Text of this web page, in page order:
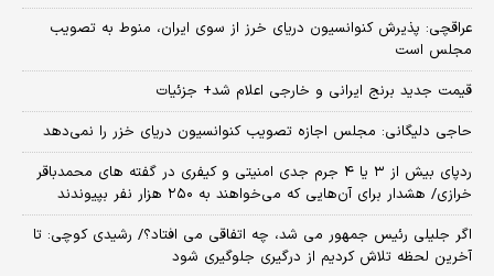
عراقچی: پذیرش کنوانسیون دریای خرز از سوی ایران، منوط به تصویب
مجلس است
قیمت جدید برنج ایرانی و خارجی اعلام شد+ جزئیات
حاجی دلیگانی: مجلس اجازه تصویب کنوانسیون دریای خزر را نمی‌دهد
ردپای بیش از ۳ یا ۴ جرم جدی امنیتی و کیفری در گفته های محمدباقر
خرازی/ هشدار برای آن‌هایی که می‌خواهند به ۲۵۰ هزار نفر بپیوندند
اگر جلیلی رئیس جمهور می شد، چه اتفاقی می افتاد؟/ رشیدی کوچی: تا
آخرین لحظه تلاش کردیم از درگیری جلوگیری شود